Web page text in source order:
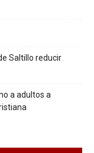
Saltillo reducir
a adultos a